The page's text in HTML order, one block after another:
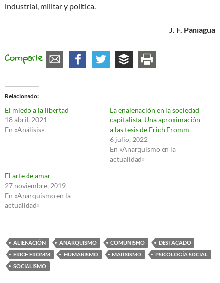
industrial, militar y política.
J. F. Paniagua
Comparte
Relacionado
El miedo a la libertad
18 abril, 2021
En «Análisis»
La enajenación en la sociedad
capitalista. Una aproximación
a las tesis de Erich Fromm
6 julio, 2022
En «Anarquismo en la
actualidad»
El arte de amar
27 noviembre, 2019
En «Anarquismo en la
actualidad»
ALIENACIÓN ANARQUISMO COMUNISMO
DESTACADO
ERICH FROMM
HUMANISMO MARXISMO
PSICOLOGÍA SOCIAL
SOCIALISMO